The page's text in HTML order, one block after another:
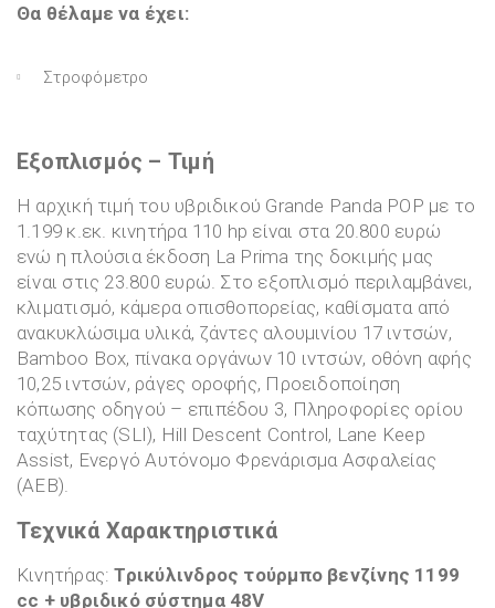
Θα θέλαμε να έχει:
Στροφόμετρο
Εξοπλισμός – Τιμή
H αρχική τιμή του υβριδικού Grande Panda POP με το
1.199 κ.εκ. κινητήρα 110 hp είναι στα 20.800 ευρώ
ενώ η πλούσια έκδοση La Prima της δοκιμής μας
είναι στις 23.800 ευρώ. Στο εξοπλισμό περιλαμβάνει,
κλιματισμό, κάμερα οπισθοπορείας, καθίσματα από
ανακυκλώσιμα υλικά, ζάντες αλουμινίου 17 ιντσών,
Bamboo Box, πίνακα οργάνων 10 ιντσών, οθόνη αφής
10,25 ιντσών, ράγες οροφής, Προειδοποίηση
κόπωσης οδηγού – επιπέδου 3, Πληροφορίες ορίου
ταχύτητας (SLI), Hill Descent Control, Lane Keep
Assist, Ενεργό Αυτόνομο Φρενάρισμα Ασφαλείας
(ΑΕΒ).
Τεχνικά Χαρακτηριστικά
Κινητήρας:Τρικύλινδρος τούρμπο βενζίνης 1199
cc + υβριδικό σύστημα 48V